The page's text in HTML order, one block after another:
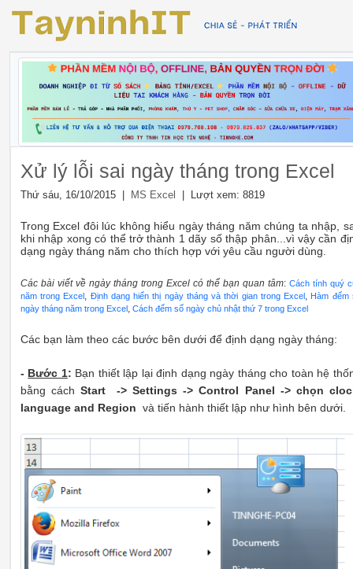
Xử lý lỗi sai ngày tháng trong Excel
Thứ sáu, 16/10/2015 | MS Excel | Lượt xem: 8819
Trong Excel đôi lúc không hiểu ngày tháng năm chúng ta nhập,
khi nhập xong có thể trở thành 1 dãy số thập phân...vì vậy cần
dạng ngày tháng năm cho thích hợp với yêu cầu người dùng.
Các bài viết về ngày tháng trong Excel có thể bạn quan tâm: Cách tính quý
năm trong Excel
Định dạng hiển thị ngày tháng và thời gian trong Excel
Hàm đếm
ngày tháng năm trong Excel, Cách đếm số ngày chủ nhật thứ 7 trong Excel
Các bạn làm theo các bước bên dưới để định dạng ngày tháng:
- Bước 1: Bạn thiết lập lại định dạng ngày tháng cho toàn hệ
bằng cách Start -> Settings -> Control Panel -> chọn
language and Region và tiến hành thiết lập như hình bên dưới.